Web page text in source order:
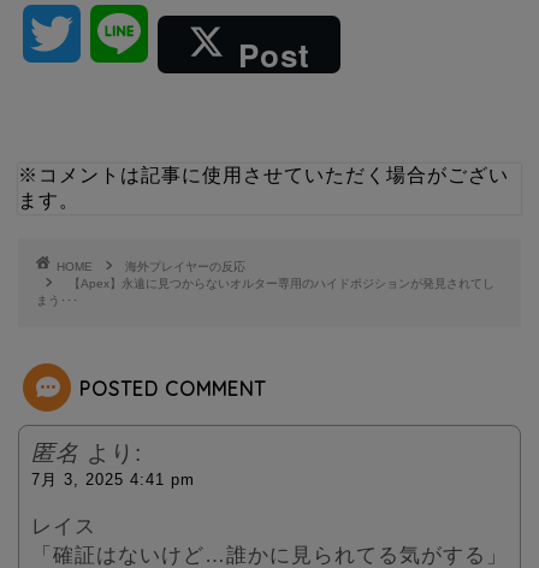
t
r
Post
※コメントは記事に使用させていただく場合がござい
ます。
HOME
海外プレイヤーの反応
【Apex】永遠に見つからないオルター専用のハイドポジションが発見されてし
まう･･･
POSTED COMMENT
匿名 より:
7月 3, 2025 4:41 pm
レイス
「確証はないけど…誰かに見られてる気がする」